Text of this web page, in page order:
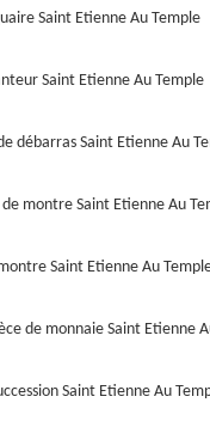
Saint Etienne Au Temple
Saint Etienne Au Temple
débarras Saint Etienne Au
montre Saint Etienne Au
Saint Etienne Au
de monnaie Saint Etienne
Saint Etienne Au